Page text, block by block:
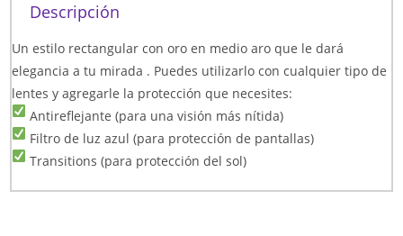
Descripción
Un estilo rectangular con oro en medio aro que le dará
elegancia a tu mirada . Puedes utilizarlo con cualquier tipo de
lentes y agregarle la protección que necesites:
Antireflejante (para una visión más nítida)
Filtro de luz azul (para protección de pantallas)
Transitions (para protección del sol)